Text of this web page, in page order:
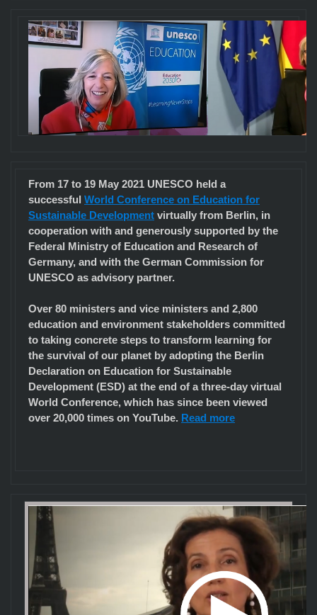
From 17 to 19 May 2021 UNESCO held a
successful World Conference on Education for
Sustainable Developmentvirtually from Berlin, in
cooperation with and generously supported by the
Federal Ministry of Education and Research of
Germany, and with the German Commission for
UNESCO as advisory partner.
Over 80 ministers and vice ministers and 2,800
education and environment stakeholders committed
to taking concrete steps to transform learning for
the survival of our planet by adopting the Berlin
Declaration on Education for Sustainable
Development (ESD) at the end of a three-day virtual
World Conference, which has since been viewed
over 20,000 times on YouTube. Read more